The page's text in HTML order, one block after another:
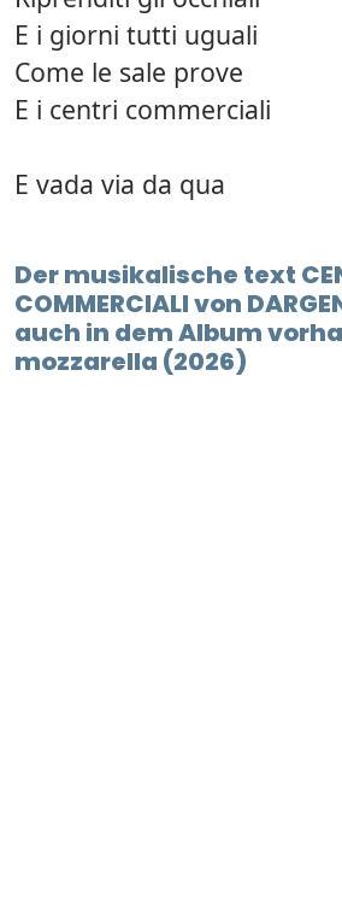
E i giorni tutti uguali
Come le sale prove
E i centri commerciali
E vada via da qua
Der musikalische text
COMMERCIALI von
auch in dem Album
mozzarella (2026)